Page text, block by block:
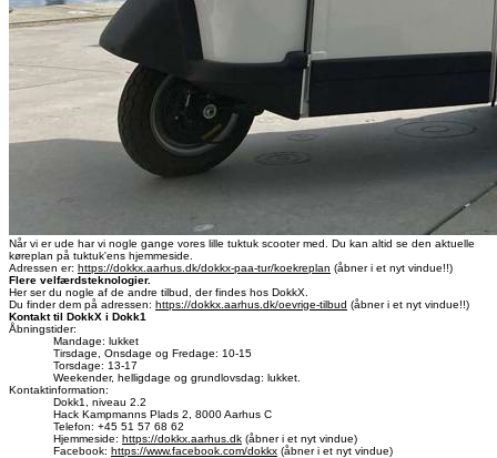
Når vi er ude har vi nogle gange vores lille tuktuk scooter med. Du kan altid se den aktuelle
køreplan på tuktuk'ens hjemmeside.
Adressen er: https://dokkx.aarhus.dk/dokkx-paa-tur/koekreplan (åbner i et nyt vindue!!)
Flere velfærdsteknologier.
Her ser du nogle af de andre tilbud, der findes hos DokkX.
Du finder dem på adressen: https://dokkx.aarhus.dk/oevrige-tilbud (åbner i et nyt vindue!!)
Kontakt til DokkX i Dokk1
Åbningstider:
Mandage: lukket
Tirsdage, Onsdage og Fredage: 10-15
Torsdage: 13-17
Weekender, helligdage og grundlovsdag: lukket.
Kontaktinformation:
Dokk1, niveau 2.2
Hack Kampmanns Plads 2, 8000 Aarhus C
Telefon: +45 51 57 68 62
Hjemmeside: https://dokkx.aarhus.dk (åbner i et nyt vindue)
Facebook: https://www.facebook.com/dokkx (åbner i et nyt vindue)